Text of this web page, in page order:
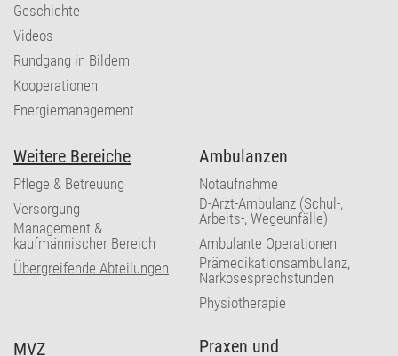
Geschichte
Videos
Rundgang in Bildern
Kooperationen
Energiemanagement
Weitere Bereiche
Pflege & Betreuung
Versorgung
Management &
kaufmännischer Bereich
Übergreifende Abteilungen
Ambulanzen
Notaufnahme
D-Arzt-Ambulanz (Schul-,
Arbeits-, Wegeunfälle)
Ambulante Operationen
Prämedikationsambulanz,
Narkosesprechstunden
Physiotherapie
MVZ
Praxen und